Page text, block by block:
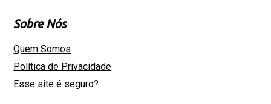
Sobre Nós
Quem Somos
Política de Privacidade
Esse site é seguro?